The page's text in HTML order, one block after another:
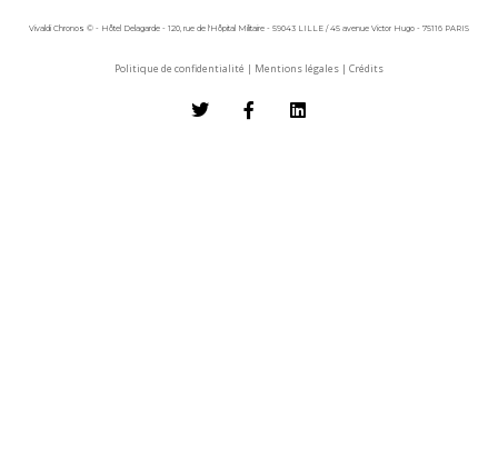
Vivaldi Chronos © - Hôtel Delagarde - 120, rue de l'Hôpital Militaire - 59043 LILLE / 45 avenue Victor Hugo - 75116 PARIS
Politique de confidentialité | Mentions légales | Crédits